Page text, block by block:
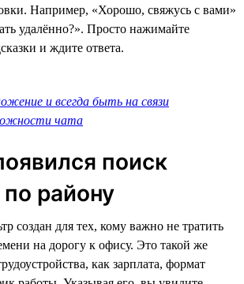
Например, «Хорошо, свяжусь с вами»
удалённо?». Просто нажимайте
и ждите ответа.
и всегда быть на связи
чата
поиск
району
создан для тех, кому важно не тратить
на дорогу к офису. Это такой же
как зарплата, формат